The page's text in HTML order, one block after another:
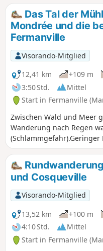
Port Pignot und zum Strand
Mondrée. Der Rückweg
Anhöhen von Fermanville
herrliche Ausblicke auf das
Anse du Brick und sogar
Cherbourg.
Das Tal der
Mondrée und die
Fermanville
Visorando-Mitglied
12,41 km
+109 m
3:50 Std.
Mittel
Start in Fermanville
Zwischen Wald und Meer
Wanderung nach Regen
unterschiedliches
Küstenweg, sandiger
und Cosqueville
Visorando-Mitglied
13,52 km
+100 m
4:10 Std.
Mittel
Start in Fermanville